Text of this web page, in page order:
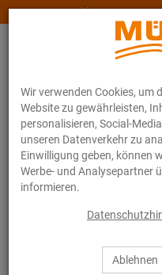
Wir verwenden Cookies, um
Website zu gewährleisten,
personalisieren, Social-
unseren Datenverkehr zu
Einwilligung geben, können
Werbe- und Analysepartner
informieren.
Ablehnen
www.muepro-maritim.com
Online-Katalog
Montageteile für die